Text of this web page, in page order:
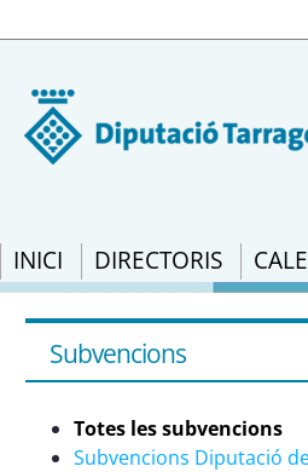
INICI DIRECTORIS
Subvencions:
la utilització
empreses públiques
Subvencions
Totes les subvencions
Subvencions Diputació